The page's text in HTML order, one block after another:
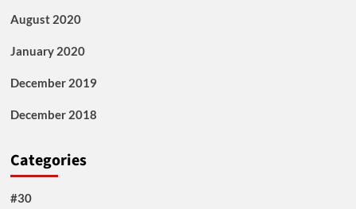
August 2020
January 2020
December 2019
December 2018
Categories
#30